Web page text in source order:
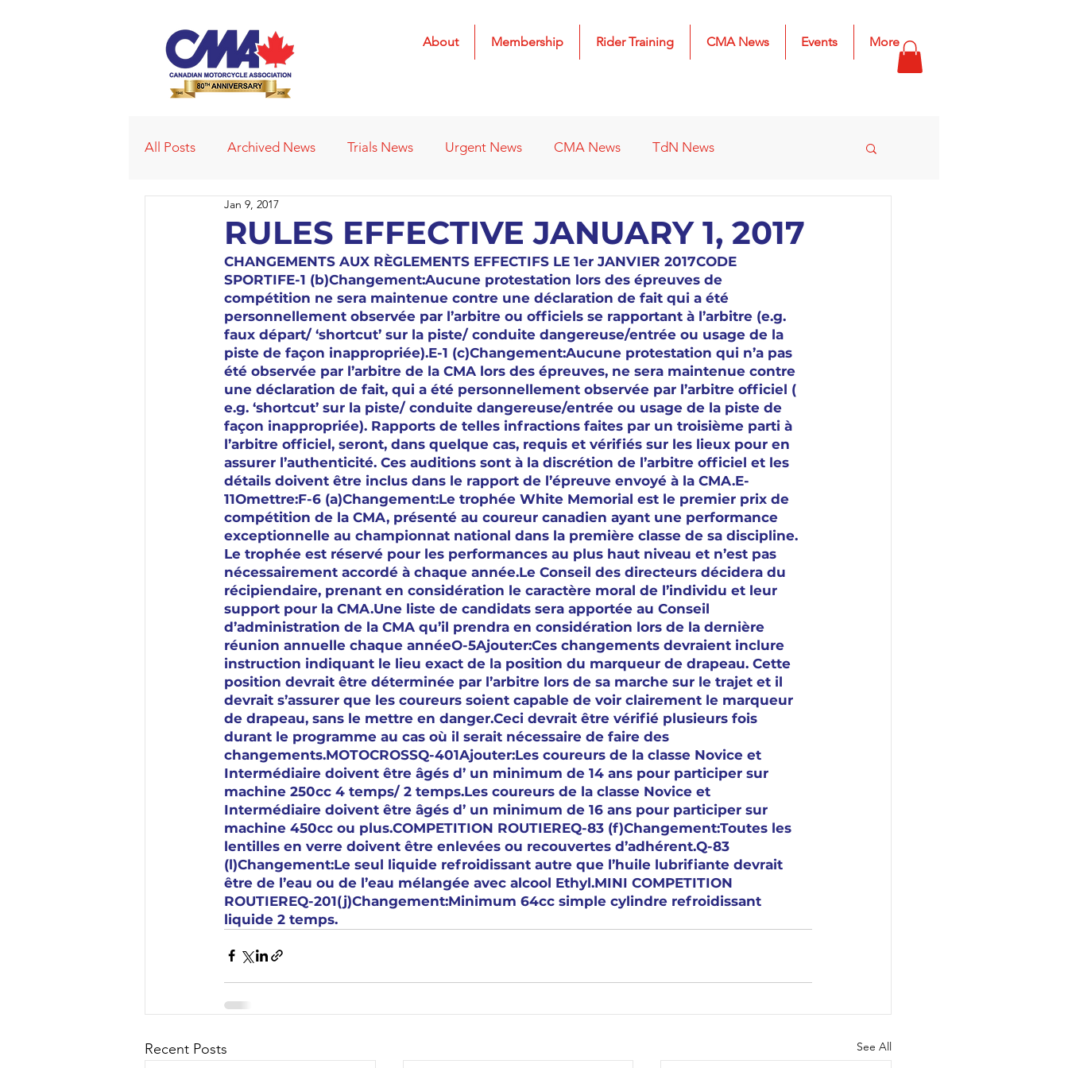
About Membership Rider Training CMA News Events More
All Posts Archived News Trials News Urgent News CMA News TdN News
Deleted News Items
Obituaries Affiliated Clubs Affiliated Clubs - Previous 2026 Results
RULES EFFECTIVE JANUARY 1, 2017
Jan 9, 2017
CHANGEMENTS AUX RÈGLEMENTS EFFECTIFS LE 1er JANVIER 2017CODE
SPORTIFE-1 (b)Changement:Aucune protestation lors des épreuves de
compétition ne sera maintenue contre une déclaration de fait qui a été
personnellement observée par l’arbitre ou officiels se rapportant à l’arbitre (e.g.
faux départ/ ‘shortcut’ sur la piste/ conduite dangereuse/entrée ou usage de la
piste de façon inappropriée).E-1 (c)Changement:Aucune protestation qui n’a pas
été observée par l’arbitre de la CMA lors des épreuves, ne sera maintenue contre
une déclaration de fait, qui a été personnellement observée par l’arbitre officiel (
e.g. ‘shortcut’ sur la piste/ conduite dangereuse/entrée ou usage de la piste de
façon inappropriée). Rapports de telles infractions faites par un troisième parti à
l’arbitre officiel, seront, dans quelque cas, requis et vérifiés sur les lieux pour en
assurer l’authenticité. Ces auditions sont à la discrétion de l’arbitre officiel et les
détails doivent être inclus dans le rapport de l’épreuve envoyé à la CMA.E-
11Omettre:F-6 (a)Changement:Le trophée White Memorial est le premier prix de
compétition de la CMA, présenté au coureur canadien ayant une performance
exceptionnelle au championnat national dans la première classe de sa discipline.
Le trophée est réservé pour les performances au plus haut niveau et n’est pas
nécessairement accordé à chaque année.Le Conseil des directeurs décidera du
récipiendaire, prenant en considération le caractère moral de l’individu et leur
support pour la CMA.Une liste de candidats sera apportée au Conseil
d’administration de la CMA qu’il prendra en considération lors de la dernière
réunion annuelle chaque annéeO-5Ajouter:Ces changements devraient inclure
instruction indiquant le lieu exact de la position du marqueur de drapeau. Cette
position devrait être déterminée par l’arbitre lors de sa marche sur le trajet et il
devrait s’assurer que les coureurs soient capable de voir clairement le marqueur
de drapeau, sans le mettre en danger.Ceci devrait être vérifié plusieurs fois
durant le programme au cas où il serait nécessaire de faire des
changements.MOTOCROSSQ-401Ajouter:Les coureurs de la classe Novice et
Intermédiaire doivent être âgés d’ un minimum de 14 ans pour participer sur
machine 250cc 4 temps/ 2 temps.Les coureurs de la classe Novice et
Intermédiaire doivent être âgés d’ un minimum de 16 ans pour participer sur
machine 450cc ou plus.COMPETITION ROUTIEREQ-83 (f)Changement:Toutes les
lentilles en verre doivent être enlevées ou recouvertes d’adhérent.Q-83
(l)Changement:Le seul liquide refroidissant autre que l’huile lubrifiante devrait
être de l’eau ou de l’eau mélangée avec alcool Ethyl.MINI COMPETITION
ROUTIEREQ-201(j)Changement:Minimum 64cc simple cylindre refroidissant
liquide 2 temps.
Recent Posts See All